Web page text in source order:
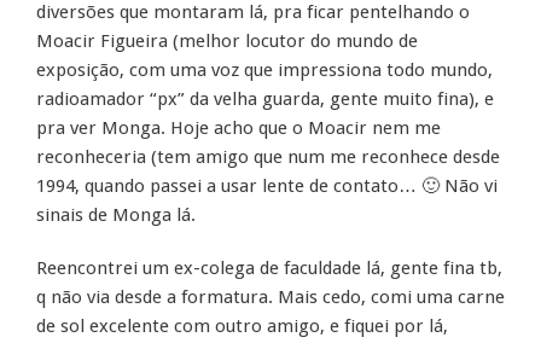
diversões que montaram lá, pra ficar pentelhando o
Moacir Figueira (melhor locutor do mundo de
exposição, com uma voz que impressiona todo mundo,
radioamador “px” da velha guarda, gente muito fina), e
pra ver Monga. Hoje acho que o Moacir nem me
reconheceria (tem amigo que num me reconhece desde
1994, quando passei a usar lente de contato… 🙂 Não vi
sinais de Monga lá.
Reencontrei um ex-colega de faculdade lá, gente fina tb,
q não via desde a formatura. Mais cedo, comi uma carne
de sol excelente com outro amigo, e fiquei por lá,